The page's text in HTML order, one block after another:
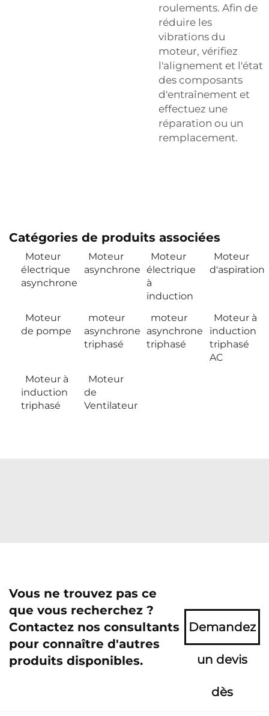
roulements. Afin de
réduire les
vibrations du
moteur, vérifiez
l'alignement et l'état
des composants
d'entraînement et
effectuez une
réparation ou un
remplacement.
Catégories de produits associées
Moteur
électrique
asynchrone
Moteur
asynchrone
Moteur
électrique
à
induction
Moteur
d'aspiration
Moteur
de pompe
moteur
asynchrone
triphasé
moteur
asynchrone
triphasé
Moteur à
induction
triphasé
AC
Moteur à
induction
triphasé
Moteur
de
Ventilateur
Vous ne trouvez pas ce
que vous recherchez ?
Contactez nos consultants
pour connaître d'autres
produits disponibles.
Demandez
un devis
dès